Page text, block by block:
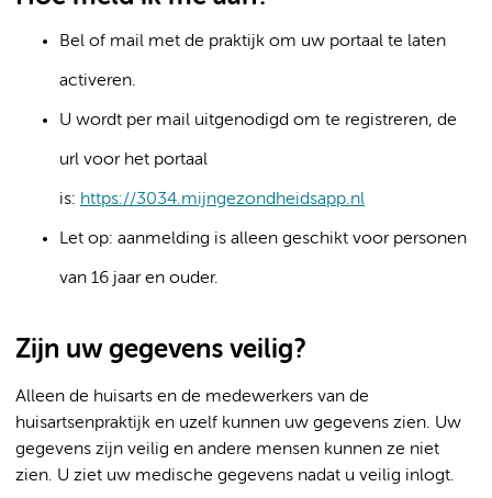
Bel of mail met de praktijk om uw portaal te laten
activeren.
U wordt per mail uitgenodigd om te registreren, de
url voor het portaal
is: https://3034.mijngezondheidsapp.nl
Let op: aanmelding is alleen geschikt voor personen
van 16 jaar en ouder.
Zijn uw gegevens veilig?
Alleen de huisarts en de medewerkers van de
huisartsenpraktijk en uzelf kunnen uw gegevens zien. Uw
gegevens zijn veilig en andere mensen kunnen ze niet
zien. U ziet uw medische gegevens nadat u veilig inlogt.